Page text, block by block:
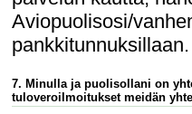
Aviopuolisosi/
pankkitunnuksillaan.
7. Minulla ja puolisollani on
tuloveroilmoitukset meidän